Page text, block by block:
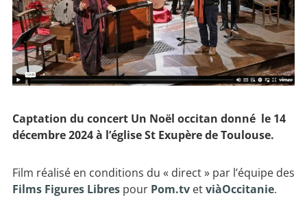
Captation du concert Un Noël occitan donné le 14
décembre 2024 à l’église St Exupère de Toulouse.
Film réalisé en conditions du « direct » par l’équipe des
Films Figures Libres pour Pom.tv etviàOccitanie.